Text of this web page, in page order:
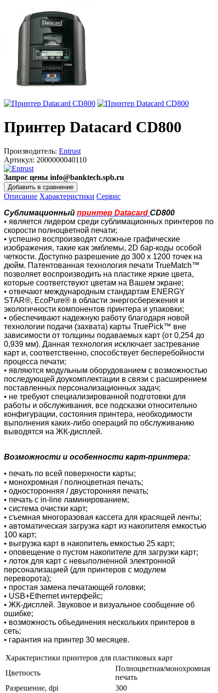
Принтер Datacard CD800
Производитель: Entrust
Артикул: 2000000040110
Запрос цены info@banktech.spb.ru
Описание Характеристики Сервис
Сублимационный принтер Datacard CD800
• является лидером среди сублимационных принтеров по
скорости полноцветной печати;
• успешно воспроизводят сложные графические
изображения, такие как эмблемы, 2D бар-коды особой
четкости. Доступно разрешение до 300 x 1200 точек на
дюйм. Патентованная технология печати TrueMatch™
позволяет воспроизводить на пластике яркие цвета,
которые соответствуют цветам на Вашем экране;
• отвечают международным стандартам ENERGY
STAR®, EcoPure® в области энергосбережения и
экологичности компонентов принтера и упаковки;
• обеспечивают надежную работу благодаря новой
технологии подачи (захвата) карты TruePick™ вне
зависимости от толщины подаваемых карт (от 0,254 до
0,939 мм). Данная технология исключает застревание
карт и, соответственно, способствует бесперебойности
процесса печати;
• являются модульным оборудованием с возможностью
последующей доукомплектации в связи с расширением
поставленных персонализационных задач;
• не требуют специализированной подготовки для
работы и обслуживания, все подсказки относительно
конфигурации, состояния принтера, необходимости
выполнения каких-либо операций по обслуживанию
выводятся на ЖК-дисплей.
Возможности и особенности карт-принтера:
• печать по всей поверхности карты;
• монохромная / полноцветная печать;
• односторонняя / двусторонняя печать;
• печать с in-line ламинированием;
• система очистки карт;
• съемная многоразовая кассета для красящей ленты;
• автоматическая загрузка карт из накопителя емкостью
100 карт;
• выгрузка карт в накопитель емкостью 25 карт;
• оповещение о пустом накопителе для загрузки карт;
• лоток для карт с невыполненной электронной
персонализацией (для принтеров с модулем
переворота);
• простая замена печатающей головки;
• USB+Ethernet интерфейс;
• ЖК-дисплей. Звуковое и визуальное сообщение об
ошибке;
• возможность объединения нескольких принтеров в
сеть;
• гарантия на принтер 30 месяцев.
Характеристики принтеров для пластиковых карт
Цветность
Полноцветная/монохромная
печать
Разрешение, dpi
300